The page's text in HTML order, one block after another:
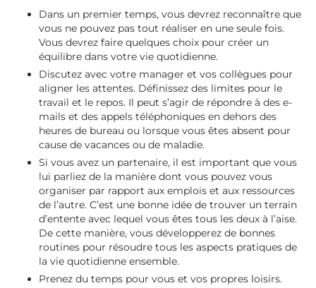
Dans un premier temps, vous devrez reconnaître que
vous ne pouvez pas tout réaliser en une seule fois.
Vous devrez faire quelques choix pour créer un
équilibre dans votre vie quotidienne.
Discutez avec votre manager et vos collègues pour
aligner les attentes. Définissez des limites pour le
travail et le repos. Il peut s’agir de répondre à des e-
mails et des appels téléphoniques en dehors des
heures de bureau ou lorsque vous êtes absent pour
cause de vacances ou de maladie.
Si vous avez un partenaire, il est important que vous
lui parliez de la manière dont vous pouvez vous
organiser par rapport aux emplois et aux ressources
de l’autre. C’est une bonne idée de trouver un terrain
d’entente avec lequel vous êtes tous les deux à l’aise.
De cette manière, vous développerez de bonnes
routines pour résoudre tous les aspects pratiques de
la vie quotidienne ensemble.
Prenez du temps pour vous et vos propres loisirs.